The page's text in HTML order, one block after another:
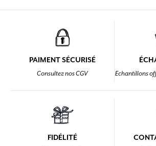
PAIMENT SÉCURISÉ
Consultez nos CGV Echantillons
FIDÉLITÉ